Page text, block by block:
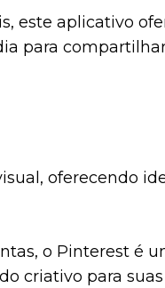
este aplicativo
para
oferecendo
o Pinterest é
criativo para suas